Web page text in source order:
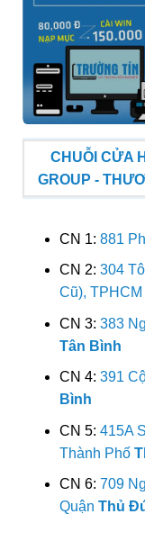
CHUỖI CỬA
GROUP -
CN 1: 881
CN 2: 304
Cũ), TPHCM
CN 3: 383
Tân Bình
CN 4: 391
Bình
CN 5: 415A
Thành Phố
CN 6: 709
Quận Thủ